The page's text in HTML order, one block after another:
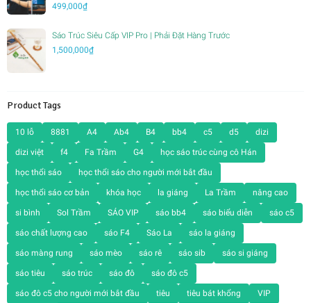
499,000₫
Sáo Trúc Siêu Cấp VIP Pro | Phải Đặt Hàng Trước
1,500,000₫
Product Tags
10 lỗ 8881 A4 Ab4 B4 bb4 c5 d5 dizi
dizi việt f4 Fa Trầm G4 học sáo trúc cùng cô Hán
học thổi sáo học thổi sáo cho người mới bắt đầu
học thổi sáo cơ bản khóa học la giáng La Trầm nâng cao
si bình Sol Trầm SÁO VIP sáo bb4 sáo biểu diễn sáo c5
sáo chất lượng cao sáo F4 Sáo La sáo la giáng
sáo màng rung sáo mèo sáo rê sáo sib sáo si giáng
sáo tiêu sáo trúc sáo đô sáo đô c5
sáo đô c5 cho người mới bắt đầu tiêu tiêu bát khổng VIP